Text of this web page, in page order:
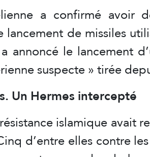
a confirmé
lancement de missiles
annoncé le lancement
suspecte » tirée
Un Hermes intercepté
islamique avait
d’entre elles contre